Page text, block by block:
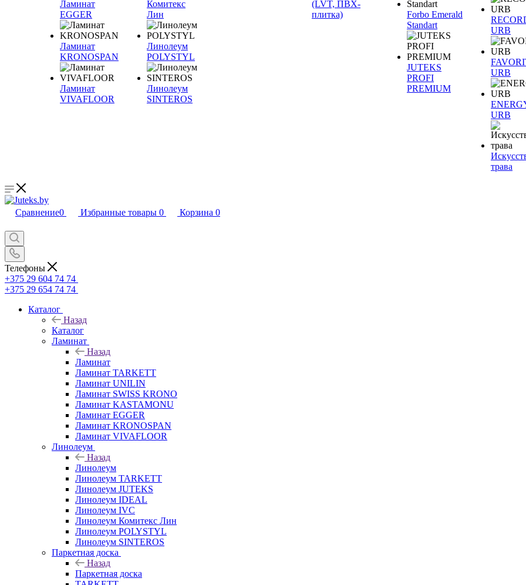
Ламинат
EGGER
Ламинат
KRONOSPAN
Ламинат
VIVAFLOOR
Комитекс
Лин
Линолеум
POLYSTYL
Линолеум
SINTEROS
(LVT, ПВХ-
плитка)
Forbo Emerald
Standart
JUTEKS
PROFI
PREMIUM
URB
URB
URB
трава
Сравнение0 Избранные товары 0 Корзина 0
Телефоны
+375 29 604 74 74
+375 29 654 74 74
Каталог
Назад
Каталог
Ламинат
Назад
Ламинат
Ламинат TARKETT
Ламинат UNILIN
Ламинат SWISS KRONO
Ламинат KASTAMONU
Ламинат EGGER
Ламинат KRONOSPAN
Ламинат VIVAFLOOR
Линолеум
Назад
Линолеум
Линолеум TARKETT
Линолеум JUTEKS
Линолеум IDEAL
Линолеум IVC
Линолеум Комитекс Лин
Линолеум POLYSTYL
Линолеум SINTEROS
Паркетная доска
Назад
Паркетная доска